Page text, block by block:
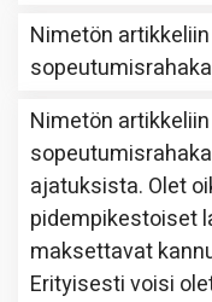
Nimetön artikkeliin
Nimetön artikkeliin
ajatuksista. Olet
pidempikestoiset
maksettavat
Erityisesti voisi